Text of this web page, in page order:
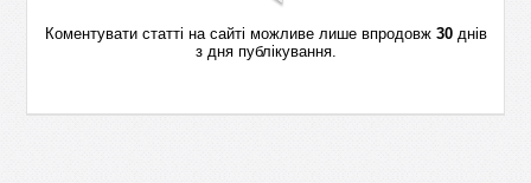
Коментувати статті на сайті можливе лише впродовж 30днів
з дня публікування.